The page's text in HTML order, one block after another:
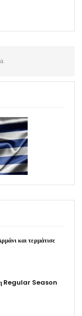
και τερμάτισε
τη Regular Season